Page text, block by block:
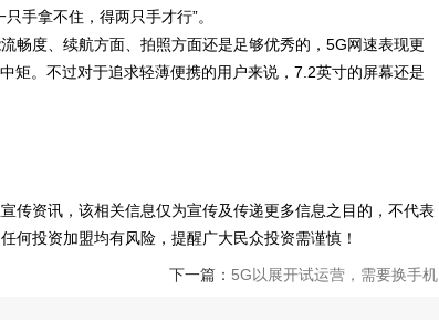
手拿不住，得两只手才行”。
畅度、续航方面、拍照方面还是足够优秀的，5G网速表现更
矩。不过对于追求轻薄便携的用户来说，7.2英寸的屏幕还是
传资讯，该相关信息仅为宣传及传递更多信息之目的，不代表
何投资加盟均有风险，提醒广大民众投资需谨慎！
下一篇： 5G以展开试运营，需要换手机